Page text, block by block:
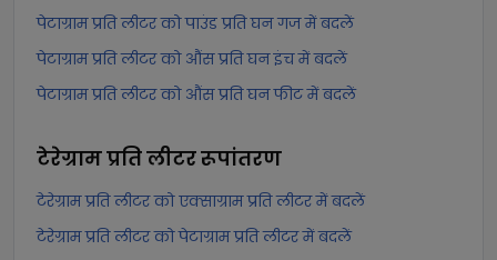
पेटाग्राम प्रति लीटर को पाउंड प्रति घन गज में बदलें
पेटाग्राम प्रति लीटर को औंस प्रति घन इंच में बदलें
पेटाग्राम प्रति लीटर को औंस प्रति घन फीट में बदलें
टेरेग्राम प्रति लीटररूपांतरण
टेरेग्राम प्रति लीटर को एक्साग्राम प्रति लीटर में बदलें
टेरेग्राम प्रति लीटर को पेटाग्राम प्रति लीटर में बदलें